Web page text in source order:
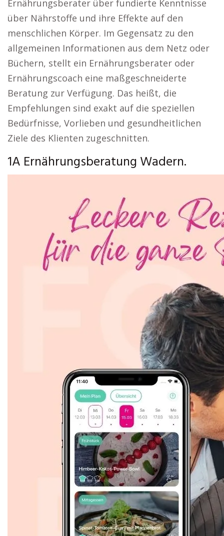
Ernährungsberater über fundierte Kenntnisse
über Nährstoffe und ihre Effekte auf den
menschlichen Körper. Im Gegensatz zu den
allgemeinen Informationen aus dem Netz oder
Büchern, stellt ein Ernährungsberater oder
Ernährungscoach eine maßgeschneiderte
Beratung zur Verfügung. Das heißt, die
Empfehlungen sind exakt auf die speziellen
Bedürfnisse, Vorlieben und gesundheitlichen
Ziele des Klienten zugeschnitten.
1A Ernährungsberatung Wadern.